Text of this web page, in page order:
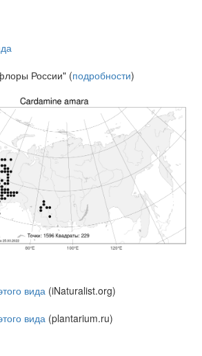
России" (подробности)
вида (iNaturalist.org)
вида (plantarium.ru)